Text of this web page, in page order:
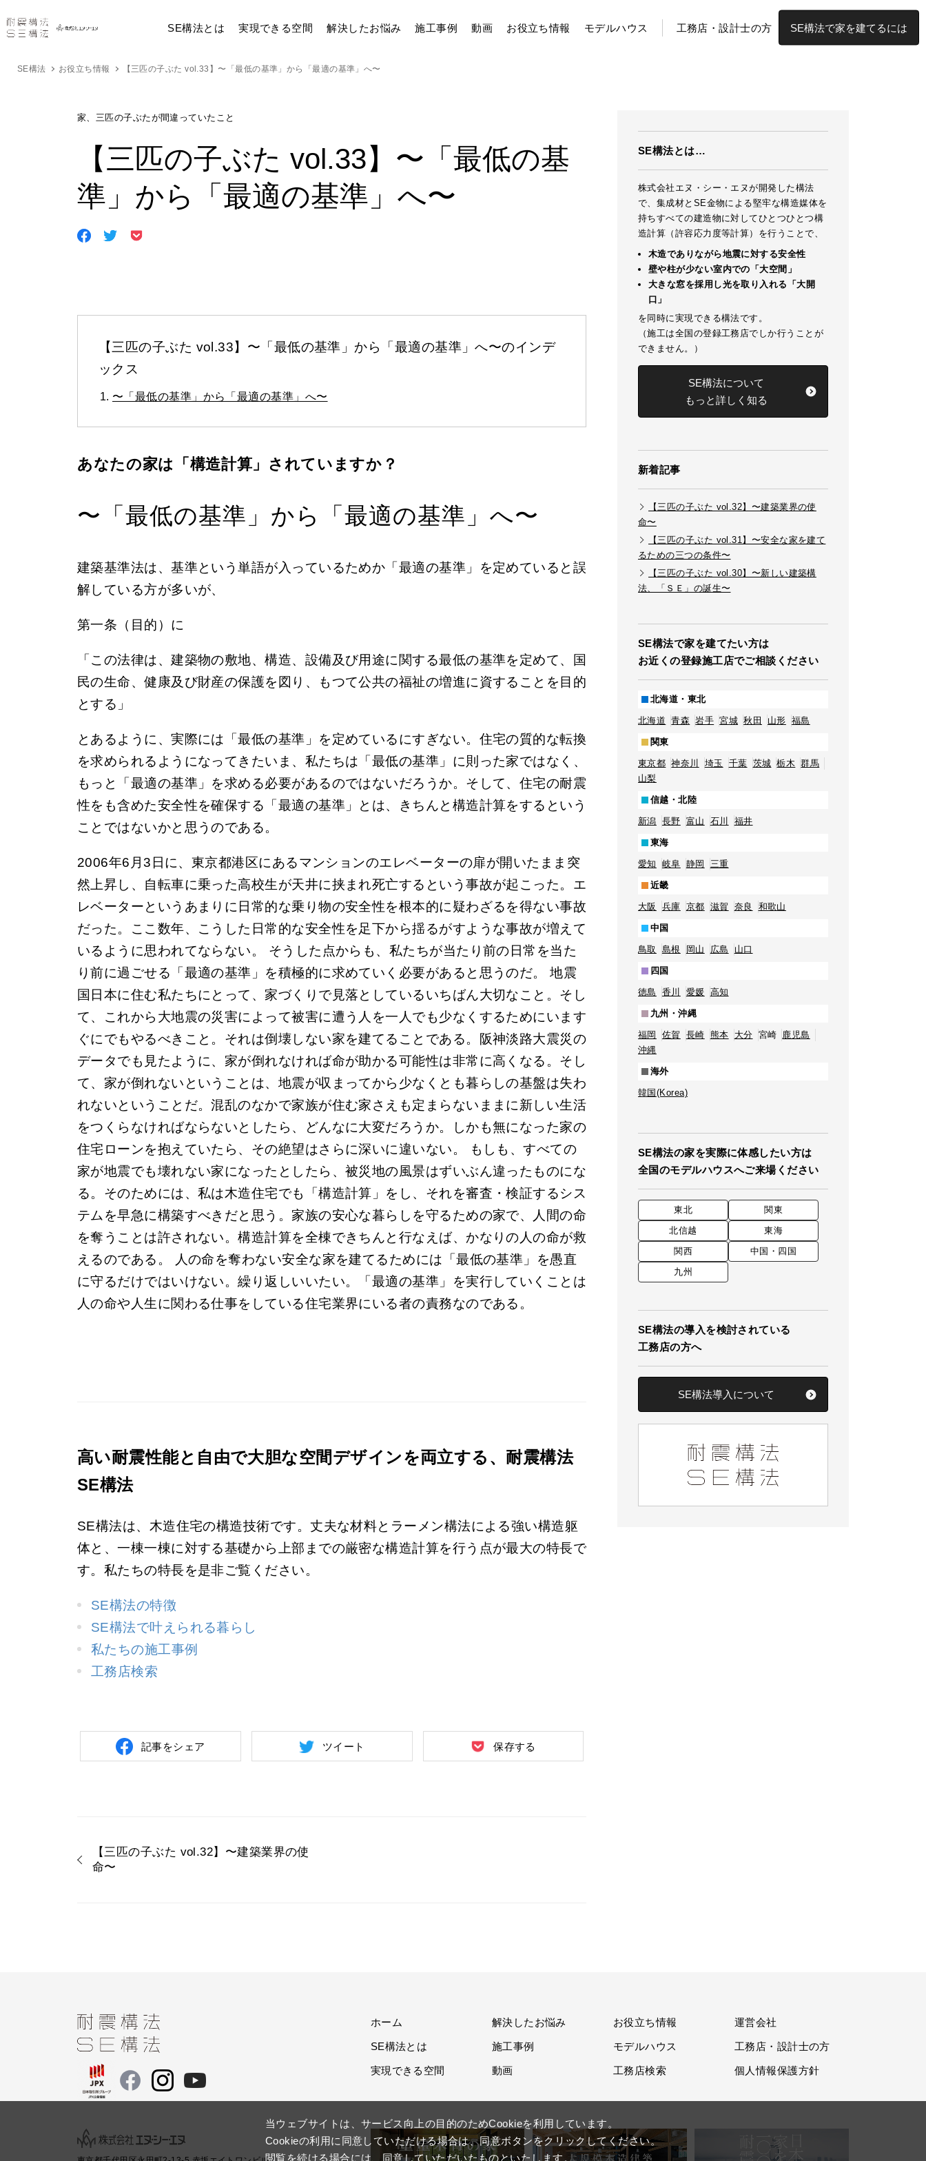
当ウェブサイトは、サービス向上の目的のためCookieを利用しています。
Cookieの利用に同意していただける場合は、同意ボタンをクリックしてください。
閲覧を続ける場合には、同意していただいたものといたします。
SE構法とは 実現できる空間 解決したお悩み 施工事例 動画 お役立ち情報 モデルハウス 工務店・設計士の方 SE構法で家を建てるには
SE構法 お役立ち情報 【三匹の子ぶた vol.33】〜「最低の基準」から「最適の基準」へ〜
家、三匹の子ぶたが間違っていたこと
【三匹の子ぶた vol.33】〜「最低の基
準」から「最適の基準」へ〜
【三匹の子ぶた vol.33】〜「最低の基準」から「最適の基準」へ〜のインデ
ックス
〜「最低の基準」から「最適の基準」へ〜
あなたの家は「構造計算」されていますか？
〜「最低の基準」から「最適の基準」へ〜
建築基準法は、基準という単語が入っているためか「最適の基準」を定めていると誤
解している方が多いが、
第一条（目的）に
「この法律は、建築物の敷地、構造、設備及び用途に関する最低の基準を定めて、国
民の生命、健康及び財産の保護を図り、もつて公共の福祉の増進に資することを目的
とする」
とあるように、実際には「最低の基準」を定めているにすぎない。住宅の質的な転換
を求められるようになってきたいま、私たちは「最低の基準」に則った家ではなく、
もっと「最適の基準」を求める必要があるのではないだろうか。そして、住宅の耐震
性をも含めた安全性を確保する「最適の基準」とは、きちんと構造計算をするという
ことではないかと思うのである。
2006年6月3日に、東京都港区にあるマンションのエレベーターの扉が開いたまま突
然上昇し、自転車に乗った高校生が天井に挟まれ死亡するという事故が起こった。エ
レベーターというあまりに日常的な乗り物の安全性を根本的に疑わざるを得ない事故
だった。ここ数年、こうした日常的な安全性を足下から揺るがすような事故が増えて
いるように思われてならない。 そうした点からも、私たちが当たり前の日常を当た
り前に過ごせる「最適の基準」を積極的に求めていく必要があると思うのだ。 地震
国日本に住む私たちにとって、家づくりで見落としているいちばん大切なこと。そし
て、これから大地震の災害によって被害に遭う人を一人でも少なくするためにいます
ぐにでもやるべきこと。それは倒壊しない家を建てることである。阪神淡路大震災の
データでも見たように、家が倒れなければ命が助かる可能性は非常に高くなる。そし
て、家が倒れないということは、地震が収まってから少なくとも暮らしの基盤は失わ
れないということだ。混乱のなかで家族が住む家さえも定まらないままに新しい生活
をつくらなければならないとしたら、どんなに大変だろうか。しかも無になった家の
住宅ローンを抱えていたら、その絶望はさらに深いに違いない。 もしも、すべての
家が地震でも壊れない家になったとしたら、被災地の風景はずいぶん違ったものにな
る。そのためには、私は木造住宅でも「構造計算」をし、それを審査・検証するシス
テムを早急に構築すべきだと思う。家族の安心な暮らしを守るための家で、人間の命
を奪うことは許されない。構造計算を全棟できちんと行なえば、かなりの人の命が救
えるのである。 人の命を奪わない安全な家を建てるためには「最低の基準」を愚直
に守るだけではいけない。繰り返しいいたい。「最適の基準」を実行していくことは
人の命や人生に関わる仕事をしている住宅業界にいる者の責務なのである。
高い耐震性能と自由で大胆な空間デザインを両立する、耐震構法
SE構法
SE構法は、木造住宅の構造技術です。丈夫な材料とラーメン構法による強い構造躯
体と、一棟一棟に対する基礎から上部までの厳密な構造計算を行う点が最大の特長で
す。私たちの特長を是非ご覧ください。
SE構法の特徴
SE構法で叶えられる暮らし
私たちの施工事例
工務店検索
記事をシェア ツイート 保存する
【三匹の子ぶた vol.32】〜建築業界の使
命〜
SE構法とは…
株式会社エヌ・シー・エヌが開発した構法
で、集成材とSE金物による堅牢な構造媒体を
持ちすべての建造物に対してひとつひとつ構
造計算（許容応力度等計算）を行うことで、
木造でありながら地震に対する安全性
壁や柱が少ない室内での「大空間」
大きな窓を採用し光を取り入れる「大開
口」
を同時に実現できる構法です。
（施工は全国の登録工務店でしか行うことが
できません。）
SE構法について
もっと詳しく知る
新着記事
【三匹の子ぶた vol.32】〜建築業界の使
命〜
【三匹の子ぶた vol.31】〜安全な家を建て
るための三つの条件〜
【三匹の子ぶた vol.30】〜新しい建築構
法、「ＳＥ」の誕生〜
SE構法で家を建てたい方は
お近くの登録施工店でご相談ください
北海道・東北
北海道 青森 岩手 宮城 秋田 山形 福島
関東
東京都 神奈川 埼玉 千葉 茨城 栃木
群馬
山梨
信越・北陸
新潟 長野 富山 石川 福井
東海
愛知 岐阜 静岡 三重
近畿
大阪 兵庫 京都 滋賀 奈良 和歌山
中国
鳥取 島根 岡山 広島 山口
四国
徳島 香川 愛媛 高知
九州・沖縄
福岡 佐賀 長崎 熊本 大分 宮崎 鹿児島
沖縄
海外
韓国(Korea)
SE構法の家を実際に体感したい方は
全国のモデルハウスへご来場ください
東北
関東
北信越
東海
関西
中国・四国
九州
SE構法の導入を検討されている
工務店の方へ
SE構法導入について
ホーム 解決したお悩み お役立ち情報 運営会社
SE構法とは 施工事例 モデルハウス 工務店・設計士の方
実現できる空間 動画 工務店検索 個人情報保護方針